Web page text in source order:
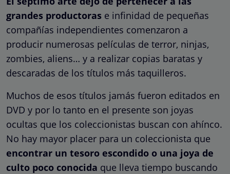
grandes productoras e infinidad de pequeñas
compañías independientes comenzaron a
producir numerosas películas de terror, ninjas,
zombies, aliens… y a realizar copias baratas y
descaradas de los títulos más taquilleros.
Muchos de esos títulos jamás fueron editados en
DVD y por lo tanto en el presente son joyas
ocultas que los coleccionistas buscan con ahínco.
No hay mayor placer para un coleccionista que
encontrar un tesoro escondido o una joya de
culto poco conocida que lleva tiempo buscando